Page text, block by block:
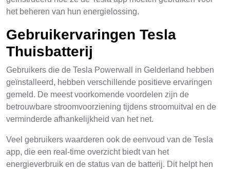
het beheren van hun energielossing.
Gebruikervaringen Tesla
Thuisbatterij
Gebruikers die de Tesla Powerwall in Gelderland hebben
geïnstalleerd, hebben verschillende positieve ervaringen
gemeld. De meest voorkomende voordelen zijn de
betrouwbare stroomvoorziening tijdens stroomuitval en de
verminderde afhankelijkheid van het net.
Veel gebruikers waarderen ook de eenvoud van de Tesla
app, die een real-time overzicht biedt van het
energieverbruik en de status van de batterij. Dit helpt hen